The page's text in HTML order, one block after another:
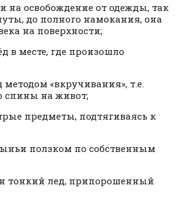
на освобождение от одежды, так
до полного намокания, она
на поверхности;
в месте, где произошло
«вкручивания», т.е.
спины на живот;
предметы, подтягиваясь к
ползком по собственным
тонкий лед, припорошенный